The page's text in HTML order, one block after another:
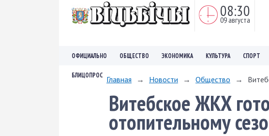
08:30
09 августа
ОФИЦИАЛЬНО ОБЩЕСТВО ЭКОНОМИКА КУЛЬТУРА СПОРТ
БЛИЦОПРОС Главная → Новости → Общество →
Витебское ЖКХ
отопительному